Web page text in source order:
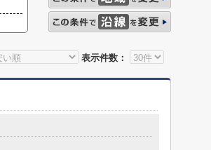
表示件数：